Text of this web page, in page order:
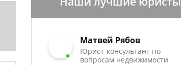
Матвей Рябов
Юрист-консультант по
вопросам недвижимости